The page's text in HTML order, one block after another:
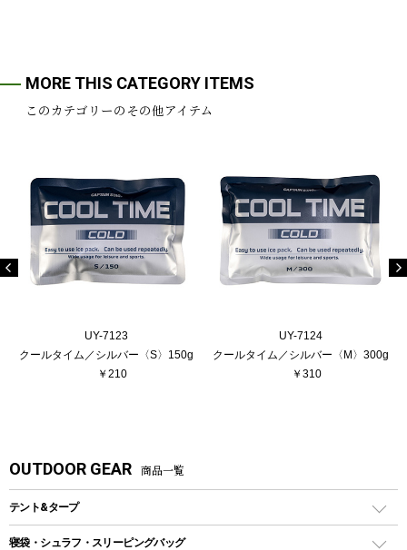
MORE THIS CATEGORY ITEMS
このカテゴリーのその他アイテム
UY-7123
クールタイム／シルバー〈S〉150g
￥210
UY-7124
クールタイム／シルバー〈M〉300g
￥310
OUTDOOR GEAR 商品一覧
テント&タープ
テント
寝袋・シュラフ・スリーピングバッグ